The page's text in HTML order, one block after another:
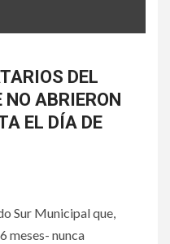
DEL
NO ABRIERON
EL DÍA DE
Sur Municipal que,
meses- nunca